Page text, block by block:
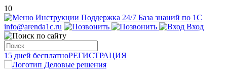
10
Инструкции Поддержка 24/7 База знаний по 1С
info@arenda1c.ru
Вход
15 дней бесплатноРЕГИСТРАЦИЯ